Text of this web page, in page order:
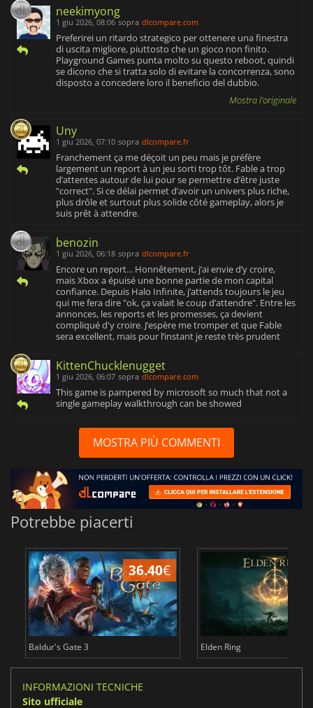
neekimyong
1 giu 2026, 08:06 sopra dlcompare.com
Preferirei un ritardo strategico per ottenere una finestra
di uscita migliore, piuttosto che un gioco non finito.
Playground Games punta molto su questo reboot, quindi
se dicono che si tratta solo di evitare la concorrenza, sono
disposto a concedere loro il beneficio del dubbio.
Mostra l'originale
Uny
1 giu 2026, 07:10 sopra dlcompare.fr
Franchement ça me déçoit un peu mais je préfère
largement un report à un jeu sorti trop tôt. Fable a trop
d’attentes autour de lui pour se permettre d’être juste
"correct". Si ce délai permet d’avoir un univers plus riche,
plus drôle et surtout plus solide côté gameplay, alors je
suis prêt à attendre.
benozin
1 giu 2026, 06:18 sopra dlcompare.fr
Encore un report... Honnêtement, j’ai envie d’y croire,
mais Xbox a épuisé une bonne partie de mon capital
confiance. Depuis Halo Infinite, j’attends toujours le jeu
qui me fera dire "ok, ça valait le coup d’attendre". Entre les
annonces, les reports et les promesses, ça devient
compliqué d'y croire. J’espère me tromper et que Fable
sera excellent, mais pour l’instant je reste très prudent
KittenChucklenugget
1 giu 2026, 06:07 sopra dlcompare.com
This game is pampered by microsoft so much that not a
single gameplay walkthrough can be showed
MOSTRA PIÙ COMMENTI
Potrebbe piacerti
36.40€
Baldur's Gate 3 Elden Ring
INFORMAZIONI TECNICHE
Sito ufficiale